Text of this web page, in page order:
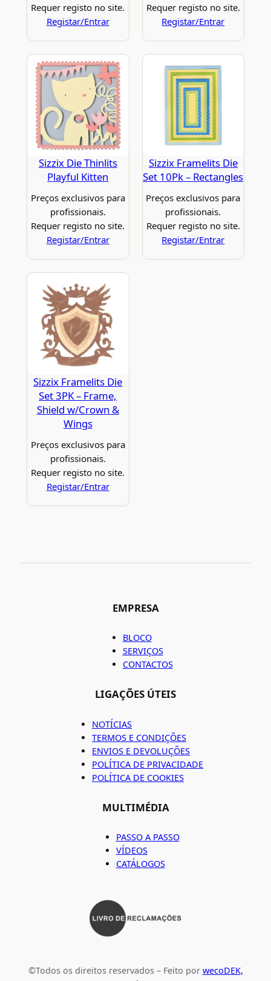
Requer registo no site.
Registar/Entrar
Requer registo no site.
Registar/Entrar
Sizzix Die Thinlits
Playful Kitten
Preços exclusivos para
profissionais.
Requer registo no site.
Registar/Entrar
Sizzix Framelits Die
Set 10Pk – Rectangles
Preços exclusivos para
profissionais.
Requer registo no site.
Registar/Entrar
Sizzix Framelits Die
Set 3PK – Frame,
Shield w/Crown &
Wings
Preços exclusivos para
profissionais.
Requer registo no site.
Registar/Entrar
EMPRESA
BLOCO
SERVIÇOS
CONTACTOS
LIGAÇÕES ÚTEIS
NOTÍCIAS
TERMOS E CONDIÇÕES
ENVIOS E DEVOLUÇÕES
POLÍTICA DE PRIVACIDADE
POLÍTICA DE COOKIES
MULTIMÉDIA
PASSO A PASSO
VÍDEOS
CATÁLOGOS
©Todos os direitos reservados – Feito por wecoDEK,